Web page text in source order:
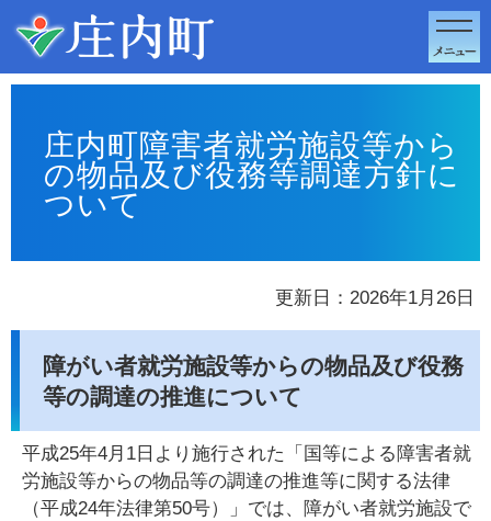
このページの本文へ移動
庄内町障害者就労施設等から
の物品及び役務等調達方針に
ついて
更新日：2026年1月26日
障がい者就労施設等からの物品及び役務
等の調達の推進について
平成25年4月1日より施行された「国等による障害者就
労施設等からの物品等の調達の推進等に関する法律
（平成24年法律第50号）」では、障がい者就労施設で